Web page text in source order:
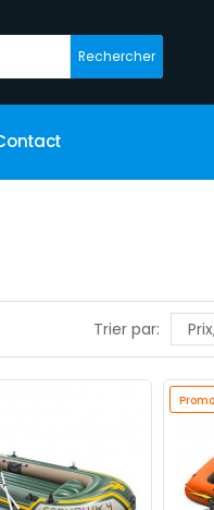
Rechercher
Trier par:
Promo